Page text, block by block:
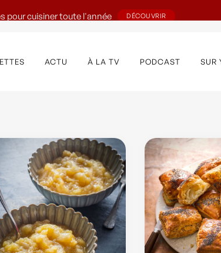
pour cuisiner toute l'année DÉCOUVRIR
ACTU À LA TV PODCAST SUR